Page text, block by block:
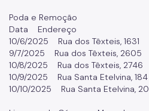
Poda e Remoção
Data Endereço
10/6/2025 Rua dos Têxteis, 1631
9/7/2025 Rua dos Têxteis, 2605
10/8/2025 Rua dos Têxteis, 2746
10/9/2025 Rua Santa Etelvina, 184
10/10/2025 Rua Santa Etelvina, 20